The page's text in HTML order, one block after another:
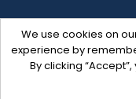
We use cookies on
experience by
By clicking